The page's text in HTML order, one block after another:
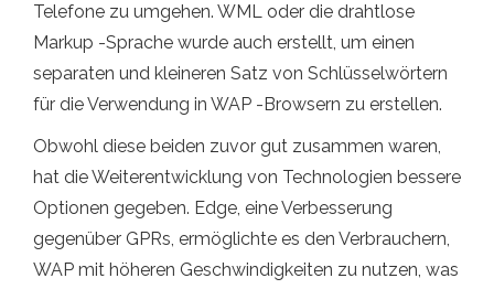
Telefone zu umgehen. WML oder die drahtlose
Markup -Sprache wurde auch erstellt, um einen
separaten und kleineren Satz von Schlüsselwörtern
für die Verwendung in WAP -Browsern zu erstellen.
Obwohl diese beiden zuvor gut zusammen waren,
hat die Weiterentwicklung von Technologien bessere
Optionen gegeben. Edge, eine Verbesserung
gegenüber GPRs, ermöglichte es den Verbrauchern,
WAP mit höheren Geschwindigkeiten zu nutzen, was